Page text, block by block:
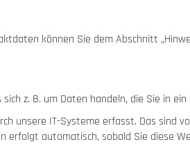
können Sie dem Abschnitt
z. B. um Daten handeln, die Sie in
unsere IT-Systeme erfasst. Das sind
erfolgt automatisch, sobald Sie diese